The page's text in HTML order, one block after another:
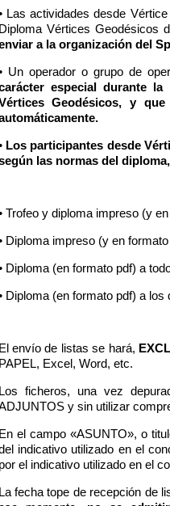
Las actividades desde
Diploma Vértices
a la organización del
Un operador o grupo de
especial durante la
Geodésicos, y
Los participantes desde
las normas del
Trofeo y diploma impreso (y
Diploma impreso (y en
Diploma (en formato pdf) a
Diploma (en formato pdf) a
El envío de listas se hará,
PAPEL, Excel, Word, etc.
Los ficheros, una vez
y sin utilizar
En el campo «ASUNTO», o
indicativo utilizado en el
por el indicativo utilizado en el
La fecha tope de recepción de